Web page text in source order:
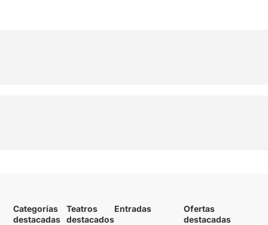
Categorías
destacadas
Teatros
destacados
Entradas
Ofertas
destacadas